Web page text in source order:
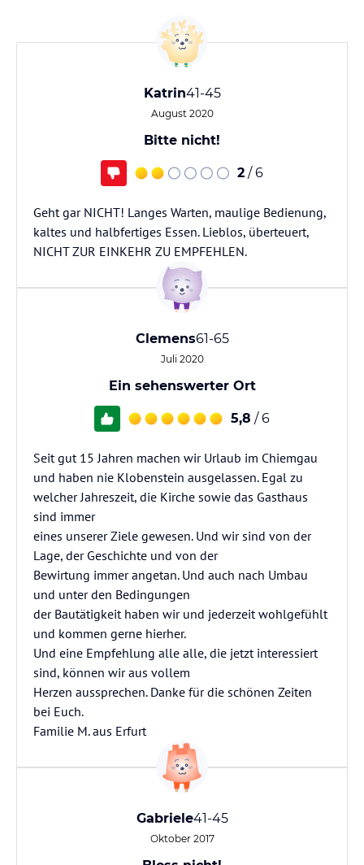
Katrin41-45
August 2020
Bitte nicht!
2 / 6
Geht gar NICHT! Langes Warten, maulige Bedienung,
kaltes und halbfertiges Essen. Lieblos, überteuert,
NICHT ZUR EINKEHR ZU EMPFEHLEN.
Clemens61-65
Juli 2020
Ein sehenswerter Ort
5,8 / 6
Seit gut 15 Jahren machen wir Urlaub im Chiemgau
und haben nie Klobenstein ausgelassen. Egal zu
welcher Jahreszeit, die Kirche sowie das Gasthaus
sind immer
eines unserer Ziele gewesen. Und wir sind von der
Lage, der Geschichte und von der
Bewirtung immer angetan. Und auch nach Umbau
und unter den Bedingungen
der Bautätigkeit haben wir und jederzeit wohlgefühlt
und kommen gerne hierher.
Und eine Empfehlung alle alle, die jetzt interessiert
sind, können wir aus vollem
Herzen aussprechen. Danke für die schönen Zeiten
bei Euch.
Familie M. aus Erfurt
Gabriele41-45
Oktober 2017